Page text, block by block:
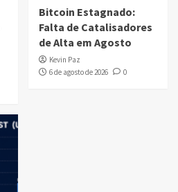
Bitcoin Estagnado:
Falta de Catalisadores
de Alta em Agosto
Kevin Paz
6 de agosto de 2026
0